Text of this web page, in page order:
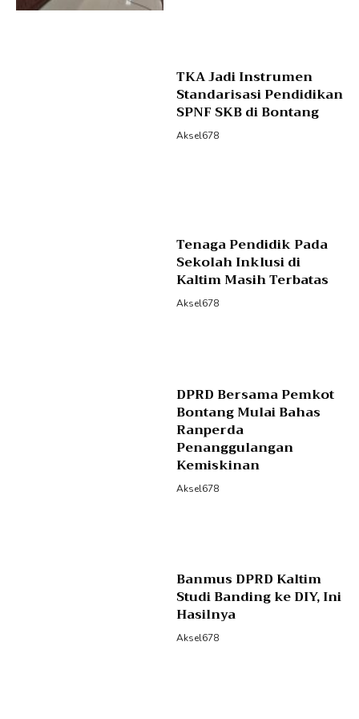
TKA Jadi Instrumen
Standarisasi Pendidikan
SPNF SKB di Bontang
Aksel678
Tenaga Pendidik Pada
Sekolah Inklusi di
Kaltim Masih Terbatas
Aksel678
DPRD Bersama Pemkot
Bontang Mulai Bahas
Ranperda
Penanggulangan
Kemiskinan
Aksel678
Banmus DPRD Kaltim
Studi Banding ke DIY, Ini
Hasilnya
Aksel678